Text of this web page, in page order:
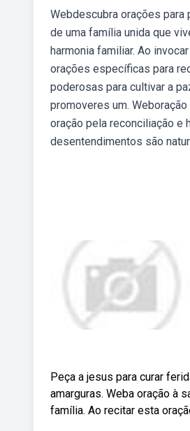
Webdescubra orações para
de uma família unida que
harmonia familiar. Ao
orações específicas para
poderosas para cultivar a
promoveres um.
oração pela reconciliação e
desentendimentos são
Peça a jesus para curar
amarguras. Weba oração à
família. Ao recitar esta